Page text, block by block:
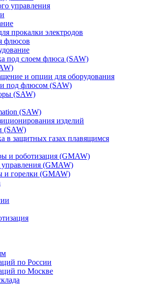
управления
прокалки электродов
флюсов
под слоем флюса (SAW)
и опции для оборудования
под флюсом (SAW)
(SAW)
(SAW)
изделий
(SAW)
в защитных газах плавящимся
и роботизация (GMAW)
(GMAW)
горелки (GMAW)
по России
по Москве